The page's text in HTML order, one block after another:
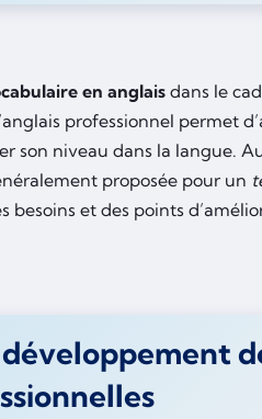
en anglaisdans le
professionnel permet
son niveau dans la langue.
proposée pour un
besoins et des points